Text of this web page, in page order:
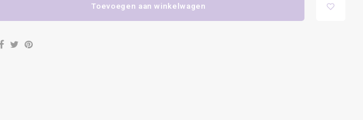
Toevoegen aan winkelwagen